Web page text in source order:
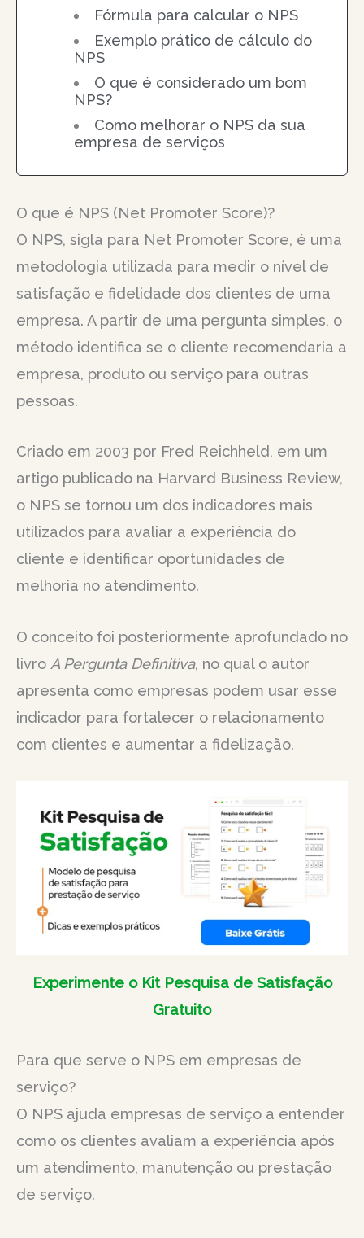
Fórmula para calcular o NPS
Exemplo prático de cálculo do
NPS
O que é considerado um bom
NPS?
Como melhorar o NPS da sua
empresa de serviços
O que é NPS (Net Promoter Score)?
O NPS, sigla para Net Promoter Score, é uma
metodologia utilizada para medir o nível de
satisfação e fidelidade dos clientes de uma
empresa. A partir de uma pergunta simples, o
método identifica se o cliente recomendaria a
empresa, produto ou serviço para outras
pessoas.
Criado em 2003 por Fred Reichheld, em um
artigo publicado na Harvard Business Review,
o NPS se tornou um dos indicadores mais
utilizados para avaliar a experiência do
cliente e identificar oportunidades de
melhoria no atendimento.
O conceito foi posteriormente aprofundado no
livro A Pergunta Definitiva, no qual o autor
apresenta como empresas podem usar esse
indicador para fortalecer o relacionamento
com clientes e aumentar a fidelização.
Experimente o Kit Pesquisa de Satisfação
Gratuito
Para que serve o NPS em empresas de
serviço?
O NPS ajuda empresas de serviço a entender
como os clientes avaliam a experiência após
um atendimento, manutenção ou prestação
de serviço.